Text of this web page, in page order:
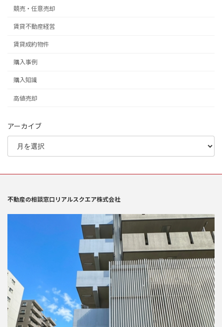
競売・任意売却
賃貸不動産経営
賃貸成約物件
購入事例
購入知識
高値売却
アーカイブ
不動産の相談窓口リアルスクエア株式会社